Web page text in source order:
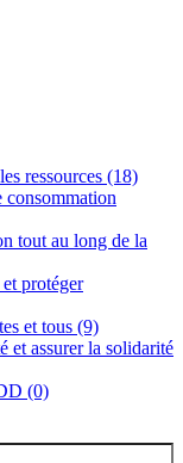
ressources (18)
consommation
tout au long de la
protéger
et tous (9)
et assurer la solidarité
(0)